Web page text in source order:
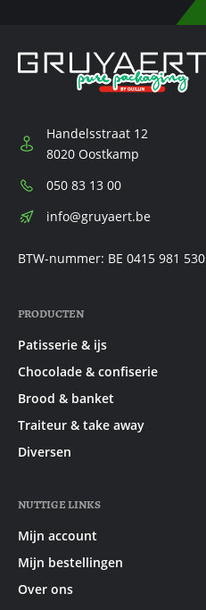
Handelsstraat 12
8020 Oostkamp
Telefoon:
050 83 13 00
E-
info@gruyaert.be
BTW-nummer: BE 0415 981 530
PRODUCTEN
Patisserie & ijs
Chocolade & confiserie
Brood & banket
Traiteur & take away
Diversen
NUTTIGE LINKS
Mijn account
Mijn bestellingen
Over ons